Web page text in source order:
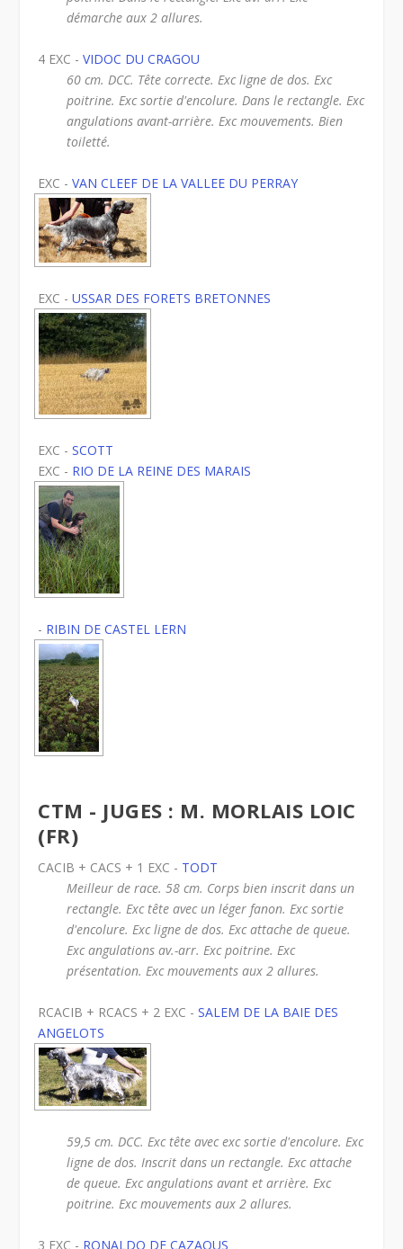
démarche aux 2 allures.
4 EXC -VIDOC DU CRAGOU
60 cm. DCC. Tête correcte. Exc ligne de dos. Exc
poitrine. Exc sortie d'encolure. Dans le rectangle. Exc
angulations avant-arrière. Exc mouvements. Bien
toiletté.
EXC -VAN CLEEF DE LA VALLEE DU PERRAY
EXC -USSAR DES FORETS BRETONNES
EXC -SCOTT
EXC - RIO DE LA REINE DES MARAIS
- RIBIN DE CASTEL LERN
CTM - JUGES : M. MORLAIS LOIC
(FR)
CACIB + CACS + 1 EXC - TODT
Meilleur de race. 58 cm. Corps bien inscrit dans un
rectangle. Exc tête avec un léger fanon. Exc sortie
d'encolure. Exc ligne de dos. Exc attache de queue.
Exc angulations av.-arr. Exc poitrine. Exc
présentation. Exc mouvements aux 2 allures.
RCACIB + RCACS + 2 EXC -SALEM DE LA BAIE DES
ANGELOTS
59,5 cm. DCC. Exc tête avec exc sortie d'encolure. Exc
ligne de dos. Inscrit dans un rectangle. Exc attache
de queue. Exc angulations avant et arrière. Exc
poitrine. Exc mouvements aux 2 allures.
3 EXC - RONALDO DE CAZAOUS